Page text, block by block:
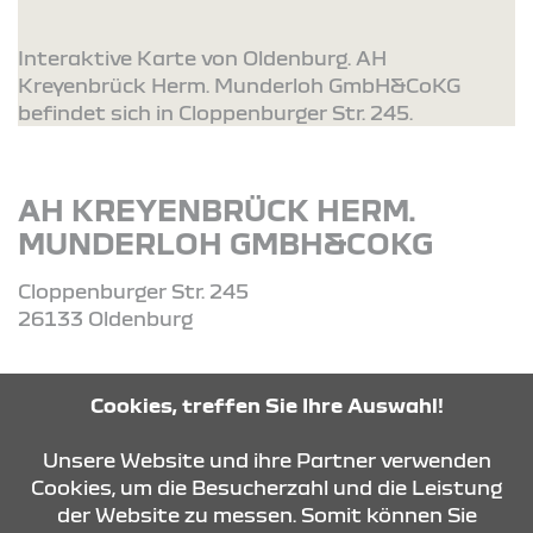
Interaktive Karte von Oldenburg. AH
Kreyenbrück Herm. Munderloh GmbH&CoKG
befindet sich in Cloppenburger Str. 245.
AH KREYENBRÜCK HERM.
MUNDERLOH GMBH&COKG
Cloppenburger Str. 245
26133 Oldenburg
ROUTE PLANEN
Cookies, treffen Sie Ihre Auswahl!
Unsere Website und ihre Partner verwenden
Cookies, um die Besucherzahl und die Leistung
der Website zu messen. Somit können Sie